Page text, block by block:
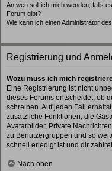
An wen soll ich mich wenden, falls
Forum gibt?
Wie kann ich einen Administrator
Registrierung und
Wozu muss ich mich
Eine Registrierung ist nicht
dieses Forums entscheidet, ob
schreiben. Auf jeden Fall
zusätzliche Funktionen, die
Avatarbilder, Private
zu Benutzergruppen und so
schnell erledigt ist und dir
Nach oben